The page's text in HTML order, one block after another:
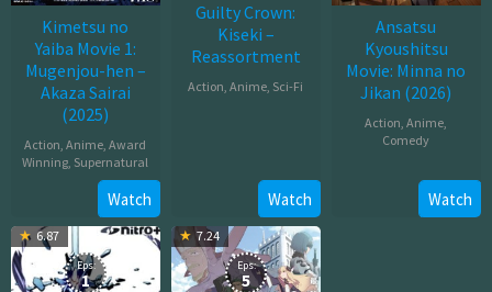
Kimetsu no
Yaiba Movie 1:
Mugenjou-hen –
Akaza Sairai
(2025)
Action ,Anime ,Award
Winning Supernatural
18,
2025
Watch
Guilty Crown:
Kiseki –
Reassortment
Action,Anime, Sci-Fi
Watch
Ansatsu
Kyoushitsu
Movie: Minna no
Jikan (2026)
Action ,Anime
Comedy
Mar
2026
Watch
6.87
Eps:
1
7.24
Eps:
5